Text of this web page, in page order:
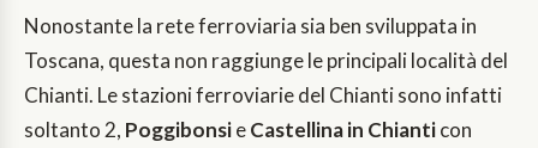
Nonostante la rete ferroviaria sia ben sviluppata in
Toscana, questa non raggiunge le principali località del
Chianti. Le stazioni ferroviarie del Chianti sono infatti
soltanto 2, PoggibonsieCastellina in Chianticon